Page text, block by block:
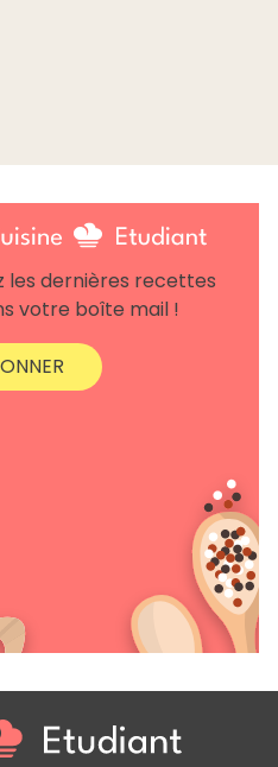
les dernières recettes
votre boîte mail !